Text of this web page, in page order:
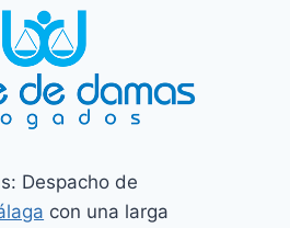
Despacho de
con una larga